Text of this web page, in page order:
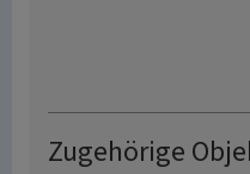
Zugehörige